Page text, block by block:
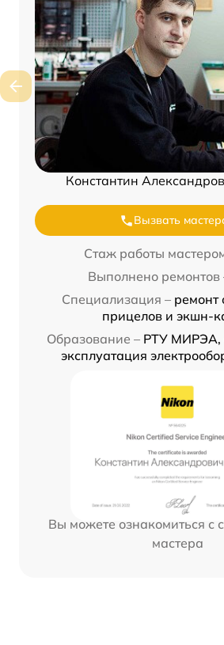
Константин
Вызвать
Стаж работы
Выполнено ремонтов
Специализация – ремонт
прицелов и экшн-
Образование – РТУ МИРЭА,
эксплуатация
Вы можете ознакомиться с
мастера